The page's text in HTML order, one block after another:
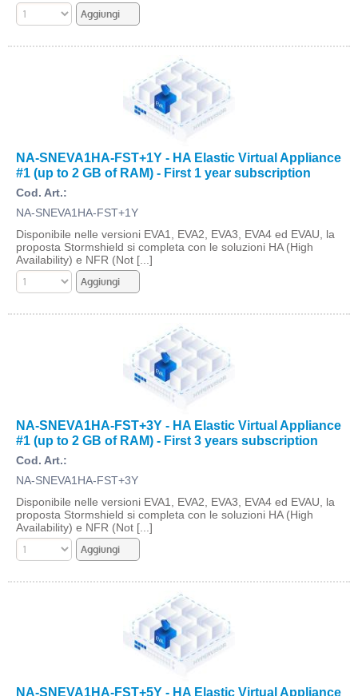
NA-SNEVA1HA-FST+1Y - HA Elastic Virtual Appliance
#1 (up to 2 GB of RAM) - First 1 year subscription
Cod. Art.:
NA-SNEVA1HA-FST+1Y
Disponibile nelle versioni EVA1, EVA2, EVA3, EVA4 ed EVAU, la
proposta Stormshield si completa con le soluzioni HA (High
Availability) e NFR (Not [...]
NA-SNEVA1HA-FST+3Y - HA Elastic Virtual Appliance
#1 (up to 2 GB of RAM) - First 3 years subscription
Cod. Art.:
NA-SNEVA1HA-FST+3Y
Disponibile nelle versioni EVA1, EVA2, EVA3, EVA4 ed EVAU, la
proposta Stormshield si completa con le soluzioni HA (High
Availability) e NFR (Not [...]
NA-SNEVA1HA-FST+5Y - HA Elastic Virtual Appliance